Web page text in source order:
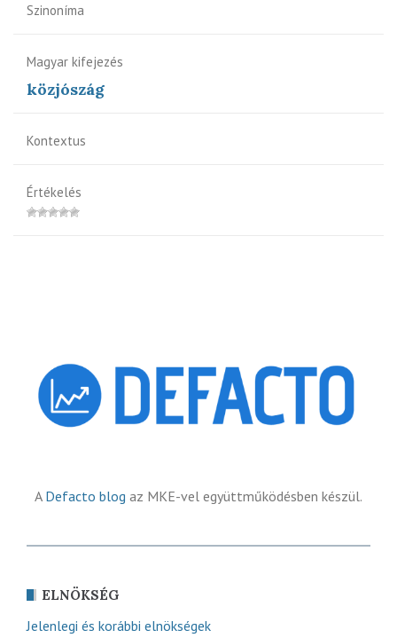
Szinoníma
Magyar kifejezés
közjószág
Kontextus
Értékelés
A Defacto blog az MKE-vel együttműködésben készül.
ELNÖKSÉG
Jelenlegi és korábbi elnökségek